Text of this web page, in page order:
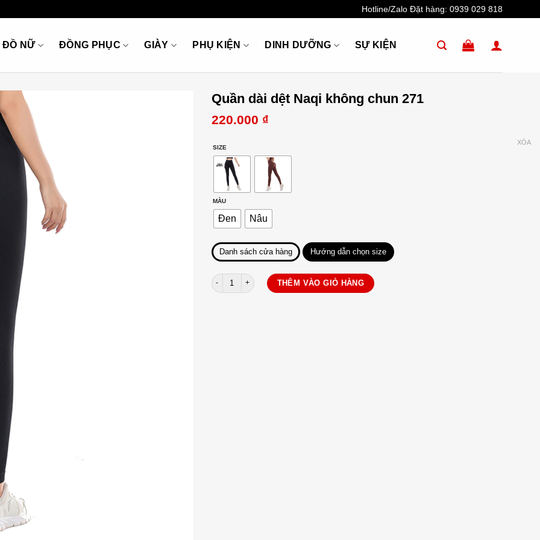
Hotline/Zalo Đặt hàng: 0939 029 818
ĐỒ NỮ ĐỒNG PHỤC GIÀY PHỤ KIỆN DINH DƯỠNG SỰ KIỆN
Quần dài dệt Naqi không chun 271
220.000 ₫
SIZE
MÀU
Đen Nâu
XÓA
Danh sách cửa hàng Hướng dẫn chọn size
Quần dài dệt Naqi không chun 271 số lượng
THÊM VÀO GIỎ HÀNG